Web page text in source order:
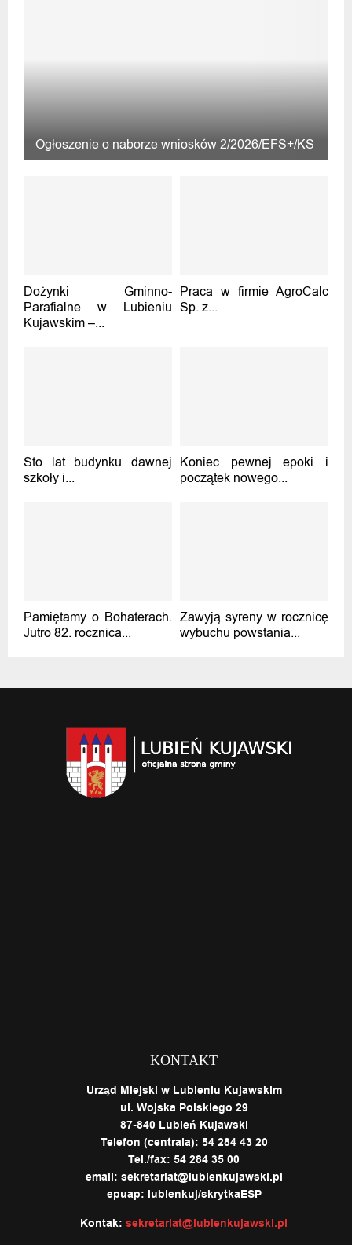
Ogłoszenie o naborze wniosków 2/2026/EFS+/KS
Dożynki Gminno-
Parafialne w Lubieniu
Kujawskim –...
Praca w firmie AgroCalc
Sp. z...
Sto lat budynku dawnej
szkoły i...
Koniec pewnej epoki i
początek nowego...
Pamiętamy o Bohaterach.
Jutro 82. rocznica...
Zawyją syreny w rocznicę
wybuchu powstania...
KONTAKT
Urząd Miejski w Lubieniu Kujawskim
ul. Wojska Polskiego 29
87-840 Lubień Kujawski
Telefon (centrala): 54 284 43 20
Tel./fax: 54 284 35 00
email: sekretariat@lubienkujawski.pl
epuap: lubienkuj/skrytkaESP
Kontak: sekretariat@lubienkujawski.pl